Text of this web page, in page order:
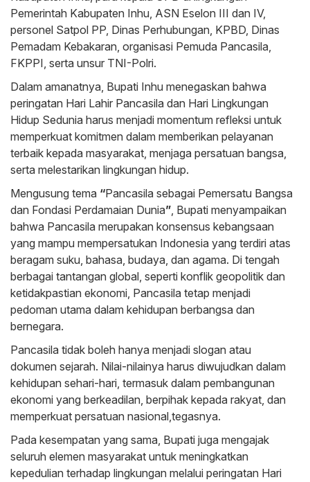
Pemerintah Kabupaten Inhu, ASN Eselon III dan IV,
personel Satpol PP, Dinas Perhubungan, KPBD, Dinas
Pemadam Kebakaran, organisasi Pemuda Pancasila,
FKPPI, serta unsur TNI-Polri.
Dalam amanatnya, Bupati Inhu menegaskan bahwa
peringatan Hari Lahir Pancasila dan Hari Lingkungan
Hidup Sedunia harus menjadi momentum refleksi untuk
memperkuat komitmen dalam memberikan pelayanan
terbaik kepada masyarakat, menjaga persatuan bangsa,
serta melestarikan lingkungan hidup.
Mengusung tema “Pancasila sebagai Pemersatu Bangsa
dan Fondasi Perdamaian Dunia”, Bupati menyampaikan
bahwa Pancasila merupakan konsensus kebangsaan
yang mampu mempersatukan Indonesia yang terdiri atas
beragam suku, bahasa, budaya, dan agama. Di tengah
berbagai tantangan global, seperti konflik geopolitik dan
ketidakpastian ekonomi, Pancasila tetap menjadi
pedoman utama dalam kehidupan berbangsa dan
bernegara.
Pancasila tidak boleh hanya menjadi slogan atau
dokumen sejarah. Nilai-nilainya harus diwujudkan dalam
kehidupan sehari-hari, termasuk dalam pembangunan
ekonomi yang berkeadilan, berpihak kepada rakyat, dan
memperkuat persatuan nasional,tegasnya.
Pada kesempatan yang sama, Bupati juga mengajak
seluruh elemen masyarakat untuk meningkatkan
kepedulian terhadap lingkungan melalui peringatan Hari